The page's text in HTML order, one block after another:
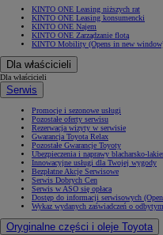
KINTO ONE Leasing niższych rat
KINTO ONE Leasing konsumencki
KINTO ONE Najem
KINTO ONE Zarządzanie flotą
KINTO Mobility (Opens in new
Dla właścicieli
Dla właścicieli
Serwis
Promocje i sezonowe usługi
Pozostałe oferty serwisu
Rezerwacja wizyty w serwisie
Gwarancja Toyota Relax
Pozostałe Gwarancje Toyoty
Ubezpieczenia i naprawy blacharsko-
Innowacyjne usługi dla Twojej wygody
Bezpłatne Akcje Serwisowe
Serwis Dobrych Cen
Serwis w ASO się opłaca
Dostęp do informacji serwisowych
Wykaz wydanych zaświadczeń o
Oryginalne części i oleje Toyota